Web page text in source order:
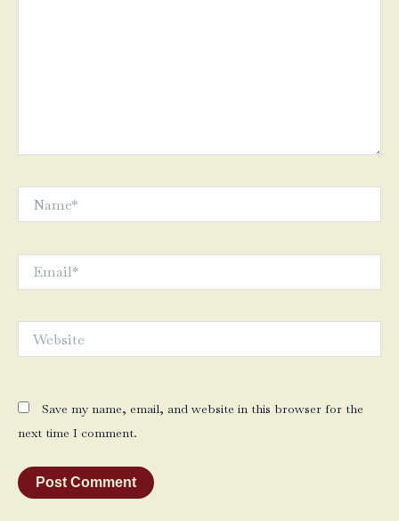
Save my name, email, and website in this browser for the
next time I comment.